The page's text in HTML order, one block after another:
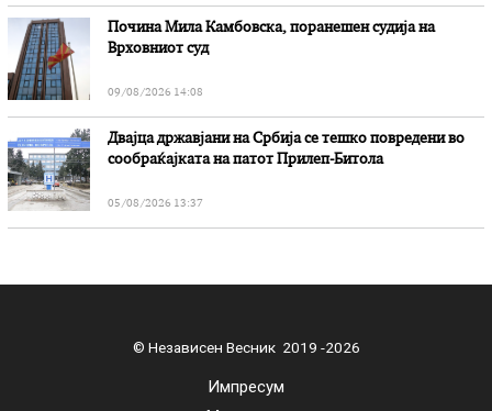
Почина Мила Камбовска, поранешен судија на
Врховниот суд
09/08/2026 14:08
Двајца државјани на Србија се тешко повредени во
сообраќајката на патот Прилеп-Битола
05/08/2026 13:37
© Независен Весник 2019 -2026
Импресум